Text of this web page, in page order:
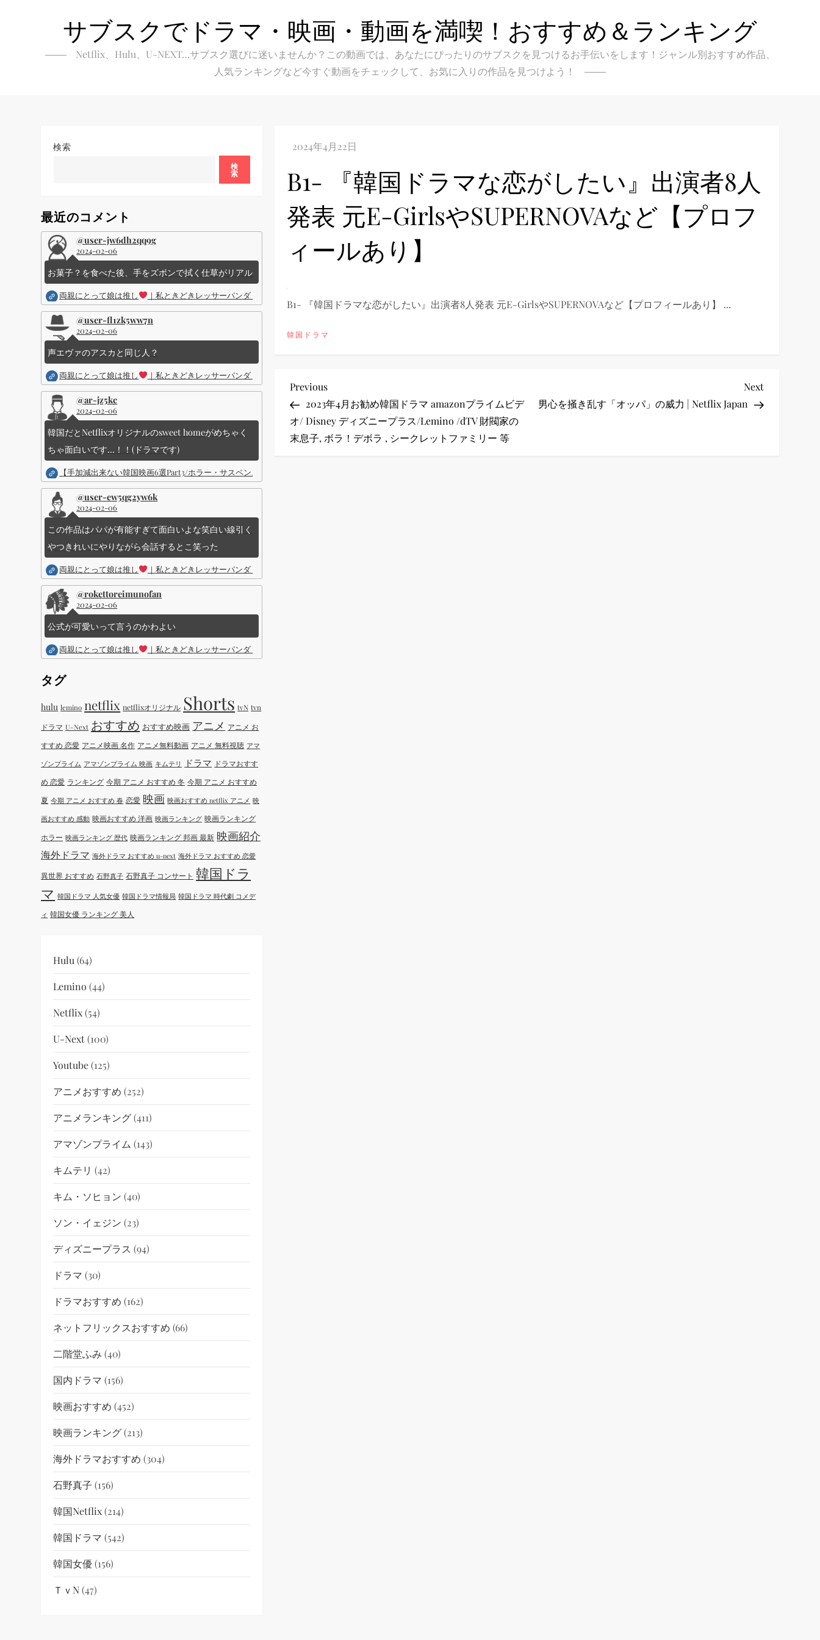
サブスクでドラマ・映画・動画を満喫！おすすめ＆ランキング
Netflix、Hulu、U-NEXT…サブスク選びに迷いませんか？この動画では、あなたにぴったりのサブスクを見つけるお手伝いをします！ジャンル別おすすめ作品、
人気ランキングなど今すぐ動画をチェックして、お気に入りの作品を見つけよう！
B1- 『韓国ドラマな恋がしたい』出演者8人
発表 元E-GirlsやSUPERNOVAなど【プロフ
ィールあり】
B1- 『韓国ドラマな恋がしたい』出演者8人発表 元E-GirlsやSUPERNOVAなど【プロフィールあり】 ...
韓国ドラマ
投
稿
ナ
Previous
Post
Previous
2023年4月お勧め韓国ドラマ amazonプライムビデ
オ/ Disney ディズニープラス/Lemino /dTV 財閥家の
末息子, ボラ！デボラ , シークレットファミリー 等
Next
Post
Next
男心を掻き乱す「オッパ」の威力 | Netflix Japan
検索
検
索
最近のコメント
@user-jw6dh2qq9g
2024-02-06
お菓子？を食べた後、手をズボンで拭く仕草がリアル
両親にとって娘は推し ｜私ときどきレッサーパンダ ｜Disney (ディズニープラス）
@user-fl1zk5ww7n
2024-02-06
声エヴァのアスカと同じ人？
両親にとって娘は推し ｜私ときどきレッサーパンダ ｜Disney (ディズニープラス）
@ar-jz5kc
2024-02-06
韓国だとNetflixオリジナルのsweet homeがめちゃく
ちゃ面白いです...！！(ドラマです)
【手加減出来ない韓国映画6選Part3/ホラー・サスペンス・ノワール】韓国至上の《最凶の悪》が登場する韓国映画。
@user-ew5qg2yw6k
2024-02-06
この作品はパパが有能すぎて面白いよな笑白い線引く
やつきれいにやりながら会話するとこ笑った
両親にとって娘は推し ｜私ときどきレッサーパンダ ｜Disney (ディズニープラス）
@rokettoreimunofan
2024-02-06
公式が可愛いって言うのかわよい
両親にとって娘は推し ｜私ときどきレッサーパンダ ｜Disney (ディズニープラス）
タグ
hulu lemino netflix netflixオリジナル Shorts tvN tvn
ドラマ U-Next おすすめ おすすめ映画 アニメ アニメ お
すすめ 恋愛 アニメ映画 名作 アニメ無料動画 アニメ 無料視聴 アマ
ゾンプライム アマゾンプライム 映画 キムテリ ドラマ ドラマおすす
め 恋愛 ランキング 今期 アニメ おすすめ 冬 今期 アニメ おすすめ
夏 今期 アニメ おすすめ 春 恋愛 映画 映画おすすめ netflix アニメ 映
画おすすめ 感動 映画おすすめ 洋画 映画ランキング 映画ランキング
ホラー 映画ランキング 歴代 映画ランキング 邦画 最新 映画紹介
海外ドラマ 海外ドラマ おすすめ u-next 海外ドラマ おすすめ 恋愛
異世界 おすすめ 石野真子 石野真子 コンサート 韓国ドラ
マ 韓国ドラマ 人気女優 韓国ドラマ情報局 韓国ドラマ 時代劇 コメデ
ィ 韓国女優 ランキング 美人
Hulu (64)
Lemino (44)
Netflix(54)
U-Next(100)
Youtube(125)
アニメおすすめ (252)
アニメランキング(411)
アマゾンプライム (143)
キムテリ (42)
キム・ソヒョン (40)
ソン・イェジン (23)
ディズニープラス (94)
ドラマ (30)
ドラマおすすめ (162)
ネットフリックスおすすめ (66)
二階堂ふみ (40)
国内ドラマ (156)
映画おすすめ (452)
映画ランキング(213)
海外ドラマおすすめ (304)
石野真子 (156)
韓国netflix(214)
韓国ドラマ (542)
韓国女優(156)
ＴｖN(47)